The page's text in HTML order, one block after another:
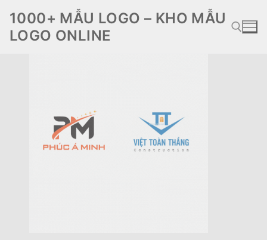
đến
nội
1000+ MẪU LOGO – KHO MẪU
LOGO ONLINE